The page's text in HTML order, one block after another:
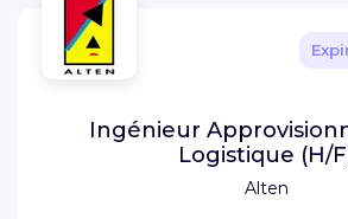
Alten
Ingénieur
Logistique (H/